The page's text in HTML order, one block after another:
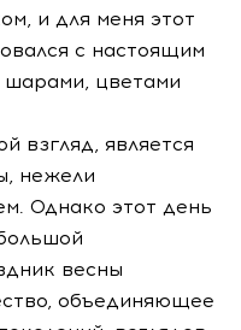
и для меня этот
с настоящим
цветами
взгляд, является
нежели
Однако этот день
весны
объединяющее